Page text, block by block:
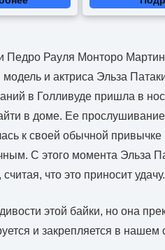
Педро Рауля Монторо
и актриса Эльза
в Голливуде пришла в
в доме. Ее
к своей обычной привычке
С этого момента Эльза
что это приносит удачу.
этой байки, но она
и закрепляется в нашем